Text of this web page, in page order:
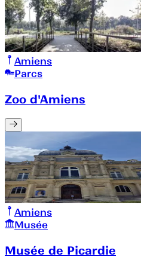
Amiens
Parcs
Zoo d'Amiens
Amiens
Musée
Musée de Picardie